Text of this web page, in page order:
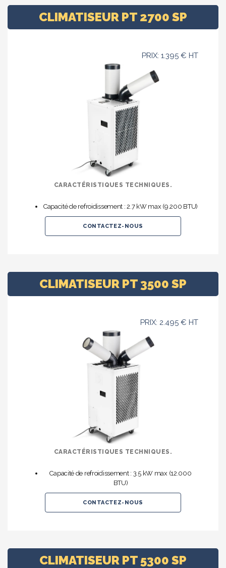
CLIMATISEUR PT 2700 SP
PRIX: 1.395 € HT
CARACTÉRISTIQUES TECHNIQUES.
Capacité de refroidissement : 2.7 kW max (9.200 BTU)
CONTACTEZ-NOUS
CLIMATISEUR PT 3500 SP
PRIX: 2.495 € HT
CARACTÉRISTIQUES TECHNIQUES.
Capacité de refroidissement : 3.5 kW max (12.000
BTU)
CONTACTEZ-NOUS
CLIMATISEUR PT 5300 SP